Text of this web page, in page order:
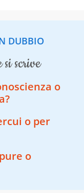
DUBBIO
si scrive
o
o per
o